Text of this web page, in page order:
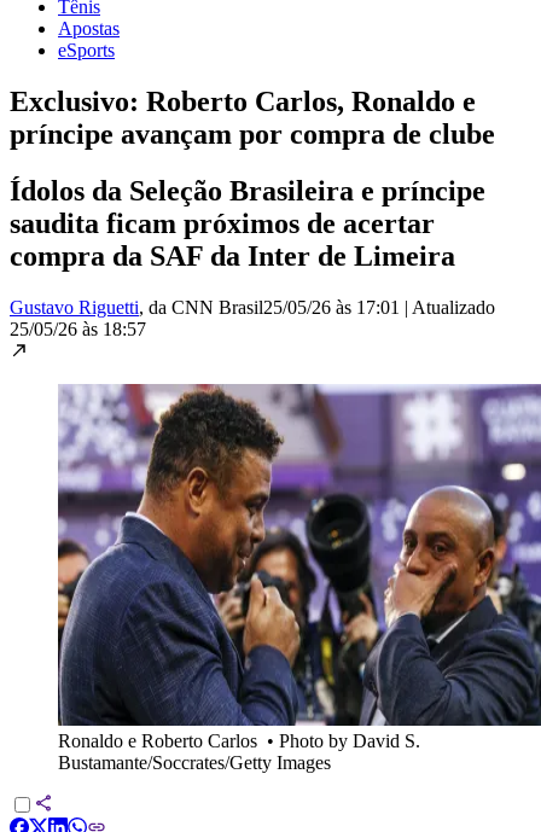
Tênis
Apostas
eSports
Exclusivo: Roberto Carlos, Ronaldo e
príncipe avançam por compra de clube
Ídolos da Seleção Brasileira e príncipe
saudita ficam próximos de acertar
compra da SAF da Inter de Limeira
Gustavo Riguetti, da CNN Brasil25/05/26 às 17:01 | Atualizado
25/05/26 às 18:57
Ronaldo e Roberto Carlos • Photo by David S.
Bustamante/Soccrates/Getty Images